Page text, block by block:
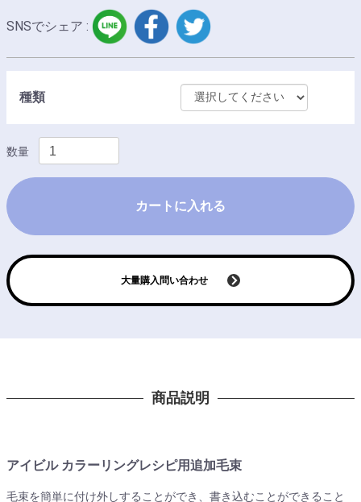
SNSでシェア :
LINE facebook
種類
数量
カートに入れる
大量購入問い合わせ
商品説明
アイビル カラーリングレシピ用追加毛束
毛束を簡単に付け外しすることができ、書き込むことができること